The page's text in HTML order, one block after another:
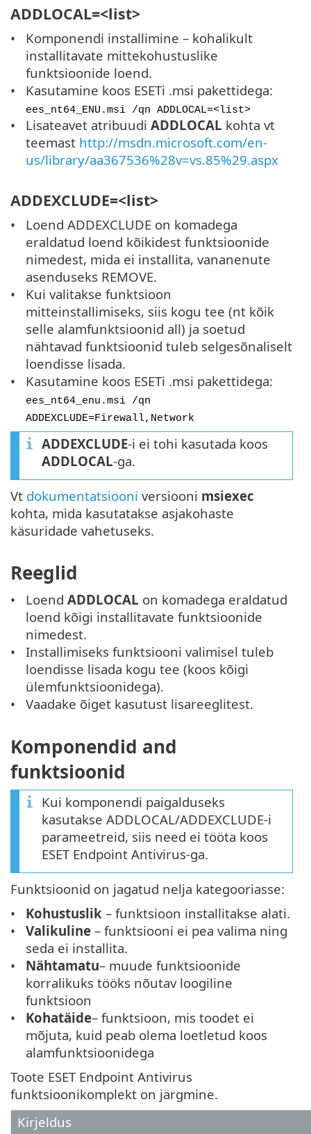
ADDLOCAL=<list>
Komponendi installimine – kohalikult
installitavate mittekohustuslike
funktsioonide loend.
Kasutamine koos ESETi .msi pakettidega:
ees_nt64_ENU.msi /qn ADDLOCAL=<list>
Lisateavet atribuudiADDLOCAL kohta vt
teemast http://msdn.microsoft.com/en-
us/library/aa367536%28v=vs.85%29.aspx
ADDEXCLUDE=<list>
Loend ADDEXCLUDE on komadega
eraldatud loend kõikidest funktsioonide
nimedest, mida ei installita, vananenute
asenduseks REMOVE.
Kui valitakse funktsioon
mitteinstallimiseks, siis kogu tee (nt kõik
selle alamfunktsioonid all) ja soetud
nähtavad funktsioonid tuleb selgesõnaliselt
loendisse lisada.
Kasutamine koos ESETi .msi pakettidega:
ees_nt64_enu.msi /qn
ADDEXCLUDE=Firewall,Network
ADDEXCLUDE-i ei tohi kasutada koos
ADDLOCAL-ga.
Vt dokumentatsiooni versiooni msiexec
kohta, mida kasutatakse asjakohaste
käsuridade vahetuseks.
Reeglid
LoendADDLOCAL on komadega eraldatud
loend kõigi installitavate funktsioonide
nimedest.
Installimiseks funktsiooni valimisel tuleb
loendisse lisada kogu tee (koos kõigi
ülemfunktsioonidega).
Vaadake õiget kasutust lisareeglitest.
Komponendid and
funktsioonid
Kui komponendi paigalduseks
kasutakse ADDLOCAL/ADDEXCLUDE-i
parameetreid, siis need ei tööta koos
ESET Endpoint Antivirus-ga.
Funktsioonid on jagatud nelja kategooriasse:
Kohustuslik – funktsioon installitakse alati.
Valikuline – funktsiooni ei pea valima ning
seda ei installita.
Nähtamatu– muude funktsioonide
korralikuks tööks nõutav loogiline
funktsioon
Kohatäide– funktsioon, mis toodet ei
mõjuta, kuid peab olema loetletud koos
alamfunktsioonidega
Toote ESET Endpoint Antivirus
funktsioonikomplekt on järgmine.
Kirjeldus